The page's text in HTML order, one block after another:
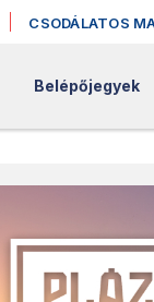
CSODÁLATOS
Belépőjegyek